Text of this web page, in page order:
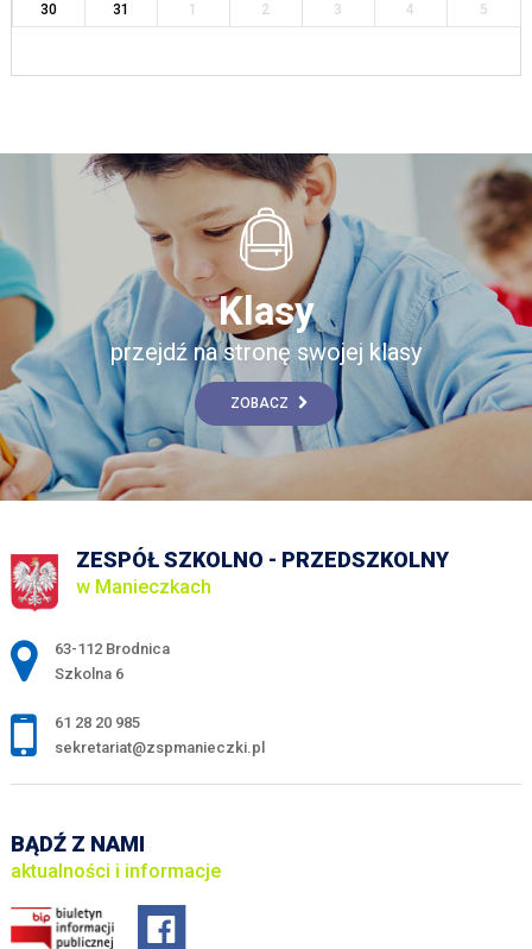
30
31 1 2 3 4 5
Klasy
przejdź na stronę swojej klasy
ZOBACZ
ZESPÓŁ SZKOLNO - PRZEDSZKOLNY
w Manieczkach
Adres pocztowy:
63-112 Brodnica
Szkolna 6
61 28 20 985
sekretariat@zspmanieczki.pl
BĄDŹ Z NAMI
aktualności i informacje